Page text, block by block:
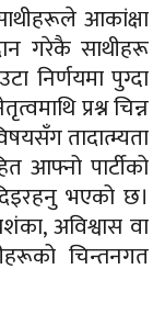
आकांक्षा
गरेकै साथीहरू
निर्णयमा पुग्दा
प्रश्न चिन्न
तादात्म्यता
आफ्नो पार्टीको
भएको छ।
अविश्वास वा
चिन्तनगत